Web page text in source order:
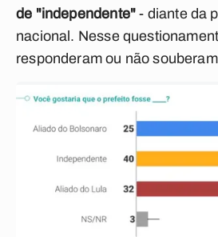
de "independente" - diante da
nacional. Nesse
responderam ou não